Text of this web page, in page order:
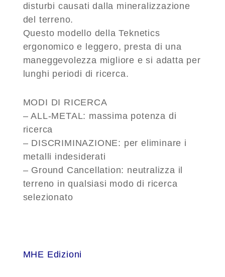
disturbi causati dalla mineralizzazione
del terreno.
Questo modello della Teknetics
ergonomico e leggero, presta di una
maneggevolezza migliore e si adatta per
lunghi periodi di ricerca.
MODI DI RICERCA
– ALL-METAL: massima potenza di
ricerca
– DISCRIMINAZIONE: per eliminare i
metalli indesiderati
– Ground Cancellation: neutralizza il
terreno in qualsiasi modo di ricerca
selezionato
MHE Edizioni